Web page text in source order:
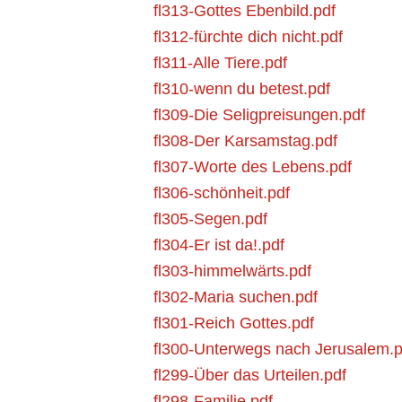
fl313-Gottes Ebenbild.pdf
fl312-fürchte dich nicht.pdf
fl311-Alle Tiere.pdf
fl310-wenn du betest.pdf
fl309-Die Seligpreisungen.pdf
fl308-Der Karsamstag.pdf
fl307-Worte des Lebens.pdf
fl306-schönheit.pdf
fl305-Segen.pdf
fl304-Er ist da!.pdf
fl303-himmelwärts.pdf
fl302-Maria suchen.pdf
fl301-Reich Gottes.pdf
fl300-Unterwegs nach
fl299-Über das Urteilen.pdf